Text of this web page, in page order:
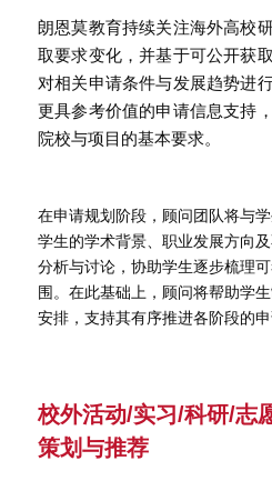
朗恩莫教育持续关注海外高校
取要求变化，并基于可公开获
对相关申请条件与发展趋势进
更具参考价值的申请信息支持
院校与项目的基本要求。
在申请规划阶段，顾问团队将与
学生的学术背景、职业发展方向
分析与讨论，协助学生逐步梳理
围。在此基础上，顾问将帮助学
安排，支持其有序推进各阶段的申
校外活动/实习/科研/志
策划与推荐